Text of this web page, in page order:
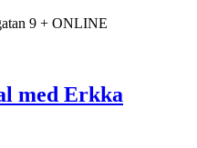
9 + ONLINE
med Erkka